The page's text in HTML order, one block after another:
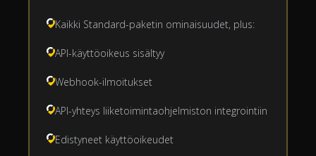
Kaikki Standard-paketin ominaisuudet, plus:
API-käyttöoikeus sisältyy
Webhook-ilmoitukset
API-yhteys liiketoimintaohjelmiston integrointiin
Edistyneet käyttöoikeudet